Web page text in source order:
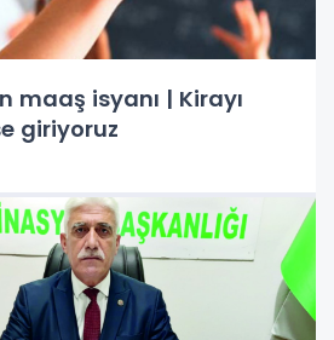
maaş isyanı | Kirayı
giriyoruz